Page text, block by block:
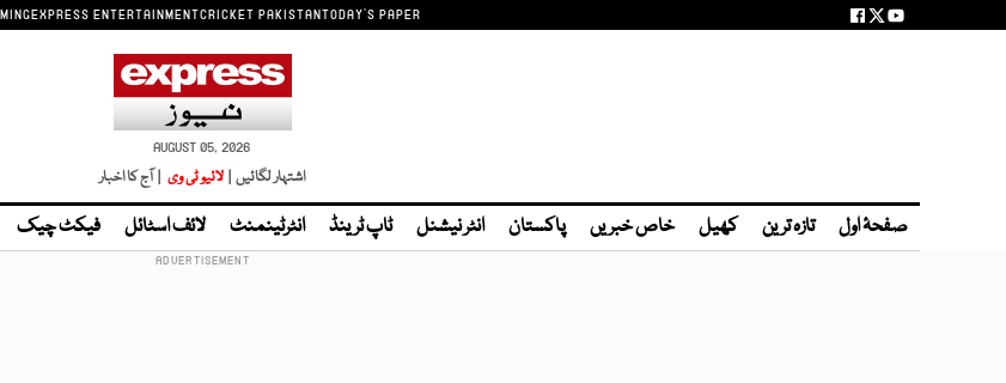
EXPRESS ENTERTAINMENTCRICKET PAKISTANTODAY'S PAPER
AUGUST 05, 2026
اشتہار لگائیں | لائیو ٹی وی | آج کا اخبار
صفحۂ اول تازہ ترین کھیل خاص خبریں پاکستان انٹر نیشنل ٹاپ ٹرینڈ انٹرٹینمنٹ لائف اسٹائل فیکٹ چیک